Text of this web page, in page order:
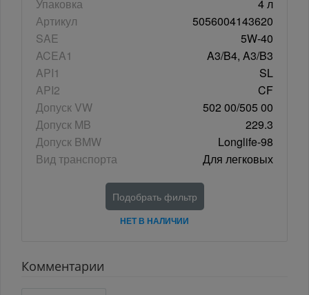
Упаковка
4 л
Артикул
5056004143620
SAE
5W-40
ACEA1
A3/B4, A3/B3
API1
SL
API2
CF
Допуск VW
502 00/505 00
Допуск MB
229.3
Допуск BMW
Longlife-98
Вид транспорта
Для легковых
Подобрать фильтр
НЕТ В НАЛИЧИИ
Комментарии